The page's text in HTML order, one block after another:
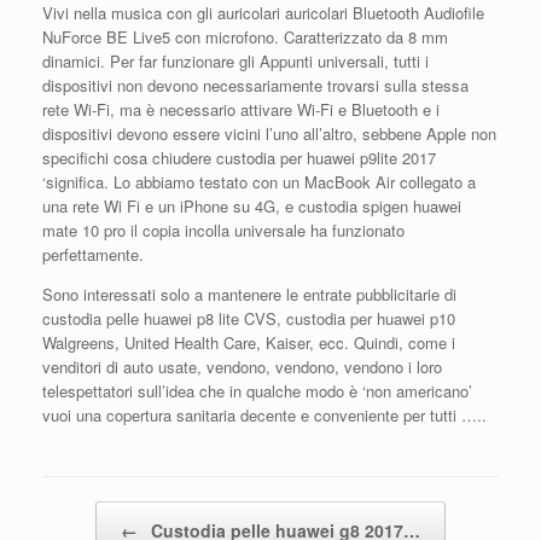
Vivi nella musica con gli auricolari auricolari Bluetooth Audiofile
NuForce BE Live5 con microfono. Caratterizzato da 8 mm
dinamici. Per far funzionare gli Appunti universali, tutti i
dispositivi non devono necessariamente trovarsi sulla stessa
rete Wi-Fi, ma è necessario attivare Wi-Fi e Bluetooth e i
dispositivi devono essere vicini l’uno all’altro, sebbene Apple non
specifichi cosa chiudere custodia per huawei p9lite 2017
‘significa. Lo abbiamo testato con un MacBook Air collegato a
una rete Wi Fi e un iPhone su 4G, e custodia spigen huawei
mate 10 pro il copia incolla universale ha funzionato
perfettamente.
Sono interessati solo a mantenere le entrate pubblicitarie di
custodia pelle huawei p8 lite CVS, custodia per huawei p10
Walgreens, United Health Care, Kaiser, ecc. Quindi, come i
venditori di auto usate, vendono, vendono, vendono i loro
telespettatori sull’idea che in qualche modo è ‘non americano’
vuoi una copertura sanitaria decente e conveniente per tutti …..
← Custodia pelle huawei g8 2017…